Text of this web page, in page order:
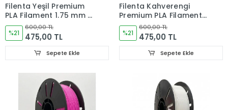
Filenta Yeşil Premium
PLA Filament 1.75 mm –
1 kg
%21
600,00 TL
475,00 TL
Sepete Ekle
Filenta Kahverengi
Premium PLA Filament
1.75 mm – 1 kg
%21
600,00 TL
475,00 TL
Sepete Ekle